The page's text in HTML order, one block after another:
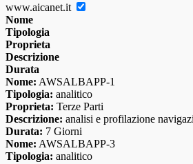
www.aicanet.it
Nome
Tipologia
Proprieta
Descrizione
Durata
Nome: AWSALBAPP-1
Tipologia: analitico
Proprieta: Terze Parti
Descrizione: analisi e profilazione
Durata: 7 Giorni
Nome: AWSALBAPP-3
Tipologia: analitico